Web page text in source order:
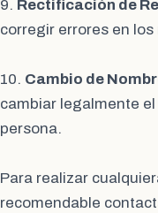
9. Rectificación de
corregir errores en
10. Cambio de
cambiar legalmente
persona.
Para realizar
recomendable